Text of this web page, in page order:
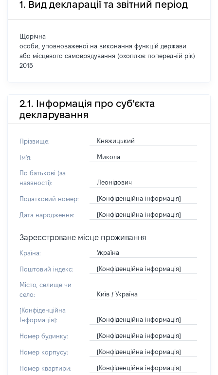
1. Вид декларації та звітний період
Щорічна
особи, уповноваженої на виконання функцій держави
або місцевого самоврядування (охоплює попередній рік)
2015
2.1. Інформація про суб'єкта
декларування
Прізвище: Княжицький
Ім'я: Микола
По батькові (за
наявності):
Леонідович
Податковий номер: [Конфіденційна інформація]
Дата народження: [Конфіденційна інформація]
Зареєстроване місце проживання
Країна: Україна
Поштовий індекс: [Конфіденційна інформація]
Місто, селище чи
село:
Київ / Україна
[Конфіденційна
Інформація]:
[Конфіденційна інформація]
Номер будинку: [Конфіденційна інформація]
Номер корпусу: [Конфіденційна інформація]
Номер квартири: [Конфіденційна інформація]